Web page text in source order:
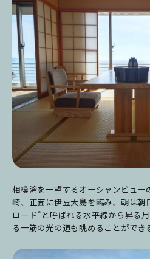
相模湾を一望するオーシャンビュー
崎、正面に伊豆大島を臨み、朝は朝
ロード”と呼ばれる水平線から昇る
る一筋の光の道も眺めることができ